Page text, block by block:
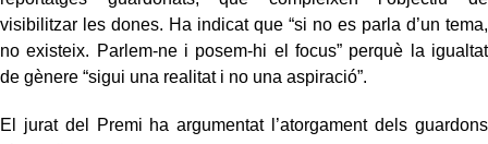
visibilitzar les dones. Ha indicat que “si no es parla d’un tema,
no existeix. Parlem-ne i posem-hi el focus” perquè la igualtat
de gènere “sigui una realitat i no una aspiració”.
El jurat del Premi ha argumentat l’atorgament dels guardons